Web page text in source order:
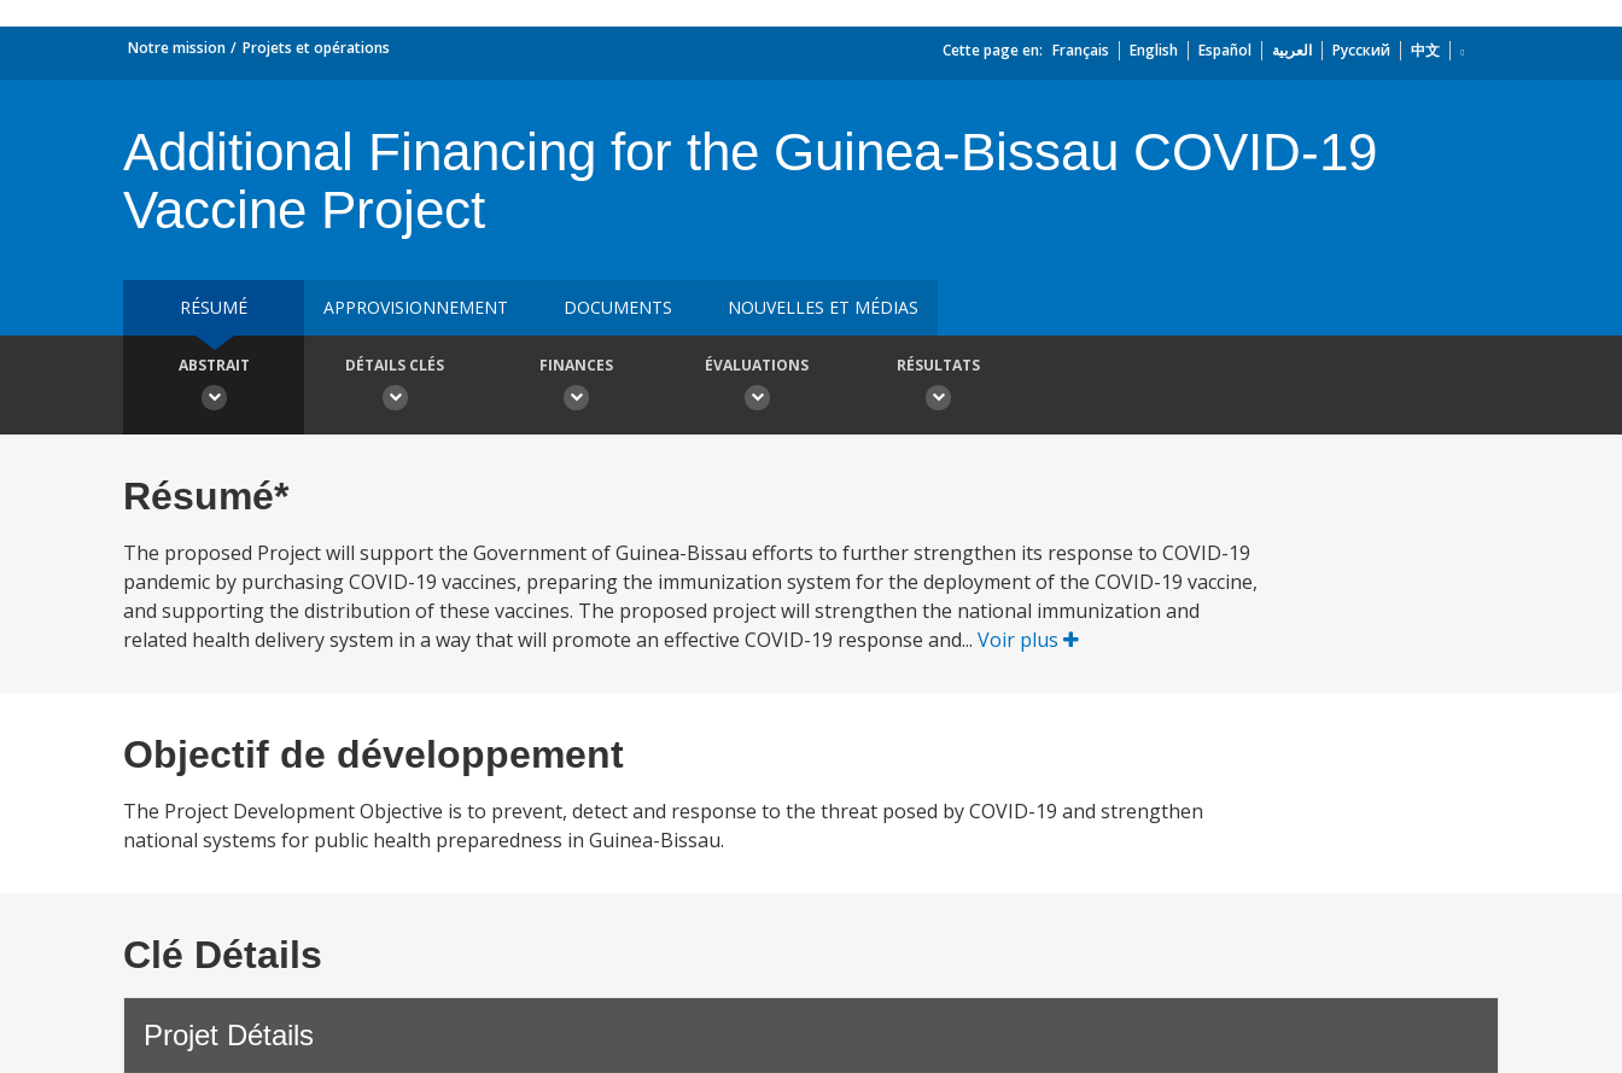
Notre mission Projets et opérations Cette page en: Français English Español العربية Русский 中文
Additional Financing for the Guinea-Bissau COVID-19
Vaccine Project
RÉSUMÉ APPROVISIONNEMENT DOCUMENTS NOUVELLES ET MÉDIAS
ABSTRAIT DÉTAILS CLÉS FINANCES ÉVALUATIONS RÉSULTATS
Résumé*
The proposed Project will support the Government of Guinea-Bissau efforts to further strengthen its response to COVID-19
pandemic by purchasing COVID-19 vaccines, preparing the immunization system for the deployment of the COVID-19 vaccine,
and supporting the distribution of these vaccines. The proposed project will strengthen the national immunization and
related health delivery system in a way that will promote an effective COVID-19 response and... Voir plus
Objectif de développement
The Project Development Objective is to prevent, detect and response to the threat posed by COVID-19 and strengthen
national systems for public health preparedness in Guinea-Bissau.
Clé Détails
Projet Détails